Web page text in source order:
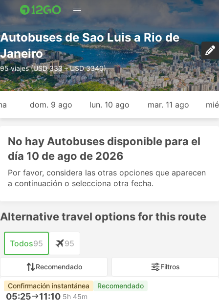
Autobuses de Sao Luis a Rio de
Janeiro
95 viajes (USD 333 – USD 3340)
dom. 9 ago lun. 10 ago mar. 11 ago
No hay Autobuses disponible para el
día 10 de ago de 2026
Por favor, considera las otras opciones que aparecen
a continuación o selecciona otra fecha.
Alternative travel options for this route
Todos95 95
Recomendado Filtros
Confirmación instantánea Recomendado
05:25 11:10 5h 45m